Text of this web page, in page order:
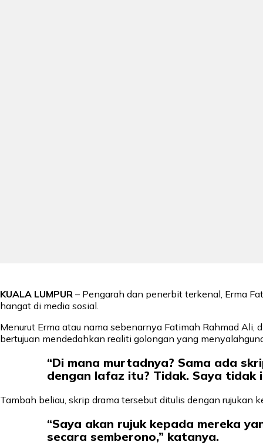
KUALA LUMPUR – Pengarah dan penerbit terkenal, Erma
hangat di media sosial.
Menurut Erma atau nama sebenarnya Fatimah Rahmad
bertujuan mendedahkan realiti golongan yang
“Di mana murtadnya? Sama ada
dengan lafaz itu? Tidak. Saya
Tambah beliau, skrip drama tersebut ditulis dengan
“Saya akan rujuk kepada mereka
secara semberono,” katanya.